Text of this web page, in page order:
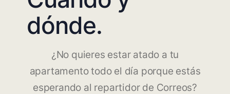
dónde.
¿No quieres estar atado a tu
apartamento todo el día porque estás
esperando al repartidor de Correos?